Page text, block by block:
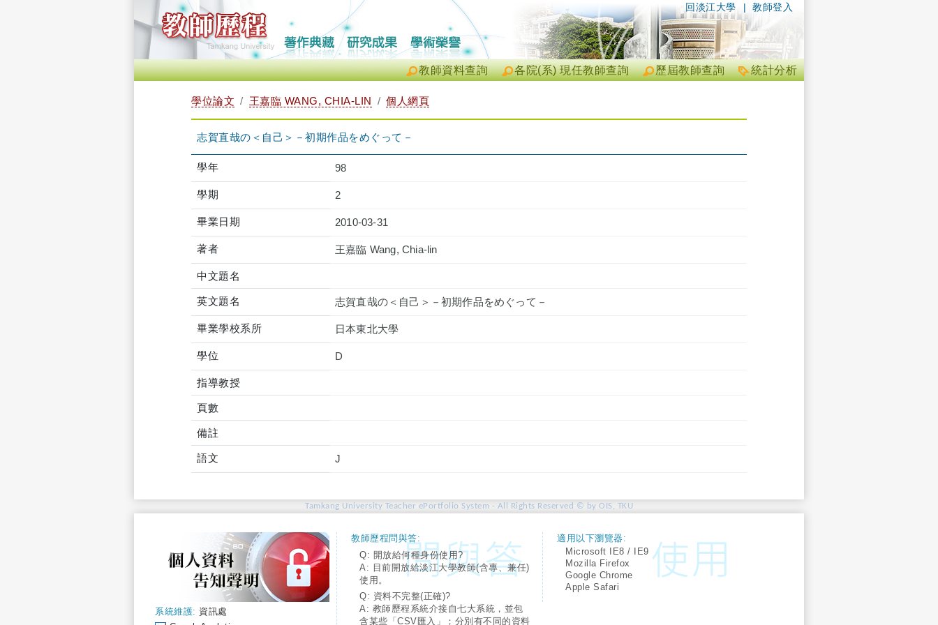
| 教師登入
回淡江大學
統計分析
歷屆教師查詢
各院(系) 現任教師查詢
教師資料查詢
學位論文 王嘉臨 WANG, CHIA-LIN 個人網頁
志賀直哉の＜自己＞－初期作品をめぐって－
學年 98
學期 2
畢業日期 2010-03-31
著者 王嘉臨 Wang, Chia-lin
中文題名
英文題名 志賀直哉の＜自己＞－初期作品をめぐって－
畢業學校系所 日本東北大學
學位 D
指導教授
頁數
備註
語文 J
Tamkang University Teacher ePortfolio System - All Rights Reserved © by OIS, TKU
系統維護: 資訊處
教師歷程問與答:
Q: 開放給何種身份使用?
A: 目前開放給淡江大學教師(含專、兼任)
使用。
Q: 資料不完整(正確)?
A: 教師歷程系統介接自七大系統，並包
含某些「CSV匯入」；分別有不同的資料
適用以下瀏覽器:
Microsoft IE8 / IE9
Mozilla Firefox
Google Chrome
Apple Safari